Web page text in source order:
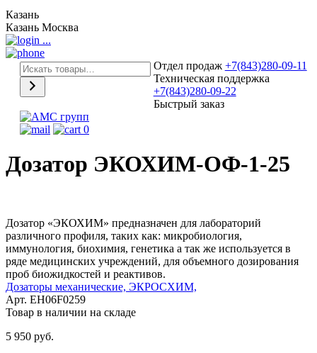
Казань
Казань Москва
...
Отдел продаж +7(843)280-09-11
Техническая поддержка
+7(843)280-09-22
Быстрый заказ
0
Дозатор ЭКОХИМ-ОФ-1-25
Дозатор «ЭКОХИМ» предназначен для лабораторий
различного профиля, таких как: микробиология,
иммунология, биохимия, генетика а так же используется в
ряде медицинских учреждений, для объемного дозирования
проб биожидкостей и реактивов.
Дозаторы механические, ЭКРОСХИМ,
Арт. EH06F0259
Товар в наличии на складе
5 950 руб.